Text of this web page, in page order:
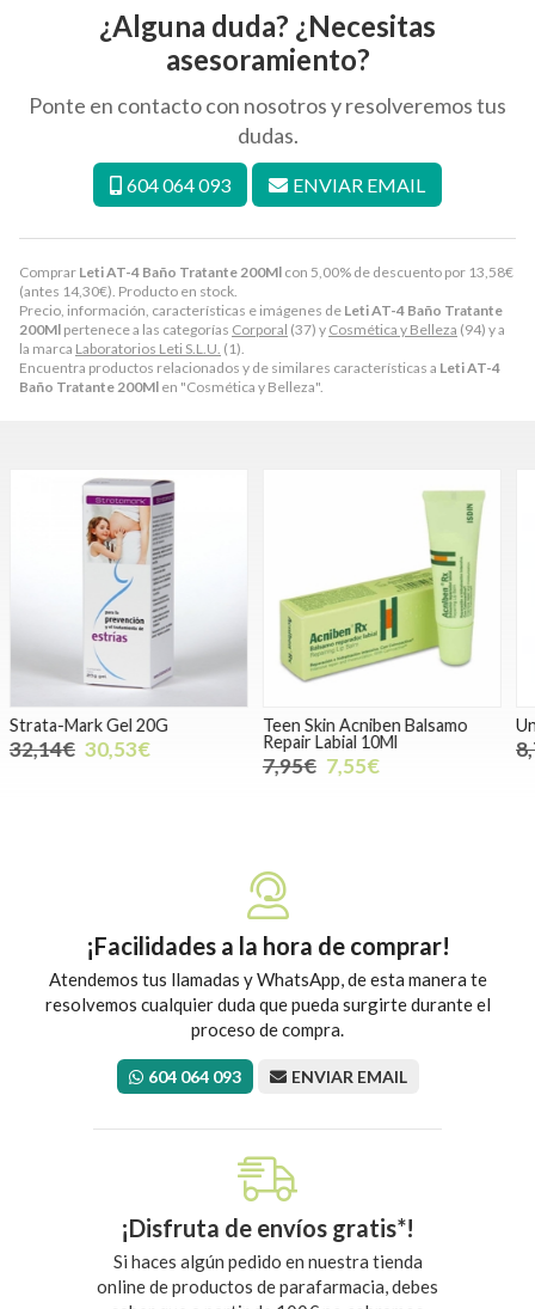
Comprar Leti AT-4 Baño Tratante 200Ml con 5,00% de descuento por 13,58€
(antes 14,30€). Producto en stock.
Precio, información, características e imágenes de Leti AT-4 Baño Tratante
200Ml pertenece a las categorías Corporal (37) y Cosmética y Belleza (94) y a
la marca Laboratorios Leti S.L.U. (1).
Encuentra productos relacionados y de similares características a Leti AT-4
Baño Tratante 200Ml en "Cosmética y Belleza".
¿Alguna duda? ¿Necesitas
asesoramiento?
Ponte en contacto con nosotros y resolveremos tus
dudas.
604 064 093 ENVIAR EMAIL
Teen Skin Acniben Balsamo
Repair Labial 10Ml
7,95€ 7,55€
Unglax Booster Regenerador
8,74€ 7,43€
¡Facilidades a la hora de comprar!
Atendemos tus llamadas y WhatsApp, de esta manera te
resolvemos cualquier duda que pueda surgirte durante el
proceso de compra.
604 064 093 ENVIAR EMAIL
¡Disfruta de envíos gratis*!
Si haces algún pedido en nuestra tienda
online de productos de parafarmacia, debes